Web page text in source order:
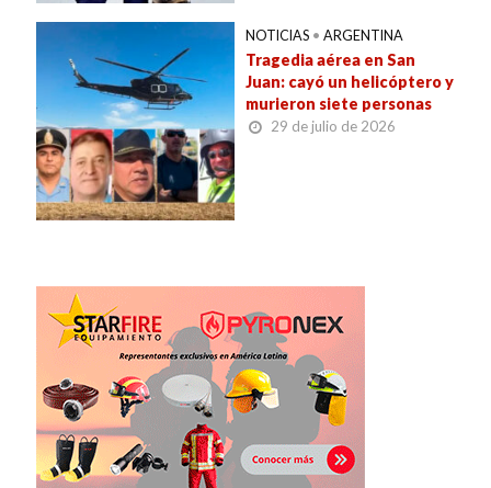
NOTICIAS • ARGENTINA
Tragedia aérea en San
Juan: cayó un helicóptero y
murieron siete personas
29 de julio de 2026